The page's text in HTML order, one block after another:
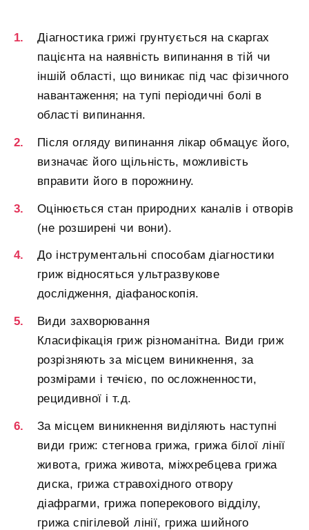
Діагностика грижі грунтується на скаргах
пацієнта на наявність випинання в тій чи
іншій області, що виникає під час фізичного
навантаження; на тупі періодичні болі в
області випинання.
Після огляду випинання лікар обмацує його,
визначає його щільність, можливість
вправити його в порожнину.
Оцінюється стан природних каналів і отворів
(не розширені чи вони).
До інструментальні способам діагностики
гриж відносяться ультразвукове
дослідження, діафаноскопія.
Види захворювання
Класифікація гриж різноманітна. Види гриж
розрізняють за місцем виникнення, за
розмірами і течією, по осложненности,
рецидивної і т.д.
За місцем виникнення виділяють наступні
види гриж: стегнова грижа, грижа білої лінії
живота, грижа живота, міжхребцева грижа
диска, грижа стравохідного отвору
діафрагми, грижа поперекового відділу,
грижа спігілевой лінії, грижа шийного